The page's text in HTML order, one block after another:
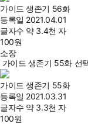
가이드 생존기 56화
등록일 2021.04.01
글자수 약 3.4천 자
100원
소장
가이드 생존기 55화 선
가이드 생존기 55화
등록일 2021.03.31
글자수 약 3.3천 자
100원